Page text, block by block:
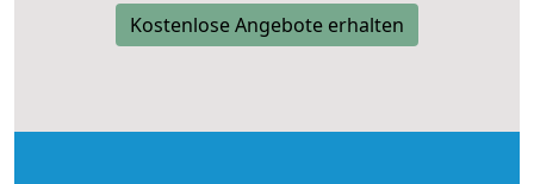
Kostenlose Angebote erhalten